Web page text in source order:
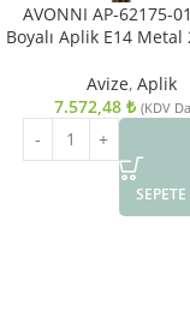
AVONNI AP-62175-
Boyalı Aplik E14 Metal
Avize, Aplik
7.572,48 ₺ (KDV